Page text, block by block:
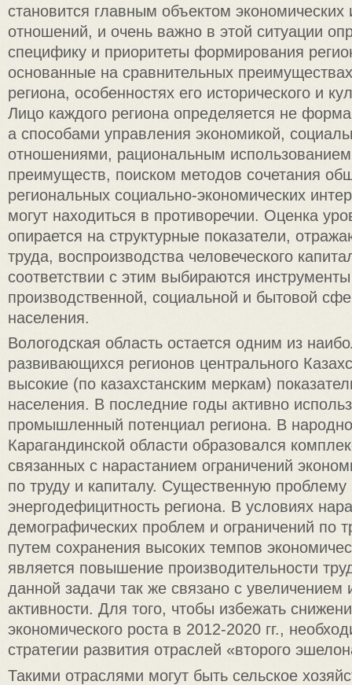
становится главным объектом экономических
отношений, и очень важно в этой ситуации
специфику и приоритеты формирования
основанные на сравнительных
региона, особенностях его исторического и
Лицо каждого региона определяется не
а способами управления экономикой,
отношениями, рациональным
преимуществ, поиском методов сочетания
региональных социально-экономических
могут находиться в противоречии. Оценка
опирается на структурные показатели,
труда, воспроизводства человеческого
соответствии с этим выбираются
производственной, социальной и бытовой
населения.
Вологодская область остается одним из
развивающихся регионов центрального
высокие (по казахстанским меркам)
населения. В последние годы активно
промышленный потенциал региона. В
Карагандинской области образовался
связанных с нарастанием ограничений
по труду и капиталу. Существенную проблему
энергодефицитность региона. В условиях
демографических проблем и ограничений по
путем сохранения высоких темпов
является повышение производительности
данной задачи так же связано с увеличением
активности. Для того, чтобы избежать
экономического роста в 2012-2020 гг.,
стратегии развития отраслей «второго
Такими отраслями могут быть сельское